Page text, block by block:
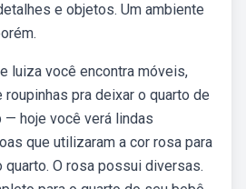
e objetos. Um ambiente
luiza você encontra móveis,
pra deixar o quarto de
hoje você verá lindas
que utilizaram a cor rosa para
O rosa possui diversas.